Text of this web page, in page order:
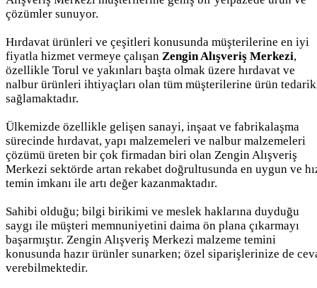
çözümler sunuyor.
Hırdavat ürünleri ve çeşitleri konusunda müşterilerine en iyi
fiyatla hizmet vermeye çalışan Zengin Alışveriş Merkezi,
özellikle Torul ve yakınları başta olmak üzere hırdavat ve
nalbur ürünleri ihtiyaçları olan tüm müşterilerine ürün
sağlamaktadır.
Ülkemizde özellikle gelişen sanayi, inşaat ve fabrikalaşma
sürecinde hırdavat, yapı malzemeleri ve nalbur malzemeleri
çözümü üreten bir çok firmadan biri olan Zengin Alışveriş
Merkezi sektörde artan rekabet doğrultusunda en uygun ve
temin imkanı ile artı değer kazanmaktadır.
Sahibi olduğu; bilgi birikimi ve meslek haklarına duyduğu
saygı ile müşteri memnuniyetini daima ön plana çıkarmayı
başarmıştır. Zengin Alışveriş Merkezi malzeme temini
konusunda hazır ürünler sunarken; özel siparişlerinize de
verebilmektedir.